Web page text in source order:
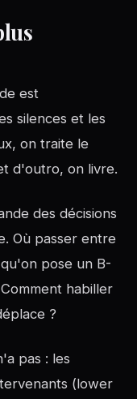
est
silences et les
on traite le
d'outro, on livre.
des décisions
Où passer entre
pose un B-
habiller
?
pas : les
(lower